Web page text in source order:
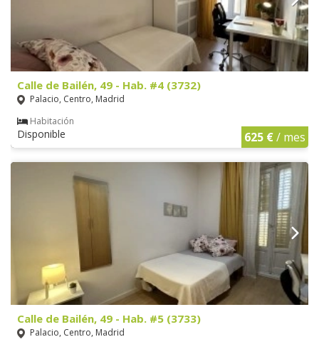
Calle de Bailén, 49 - Hab. #4 (3732)
Palacio, Centro, Madrid
Habitación
Disponible 625 €/ mes
Calle de Bailén, 49 - Hab. #5 (3733)
Palacio, Centro, Madrid